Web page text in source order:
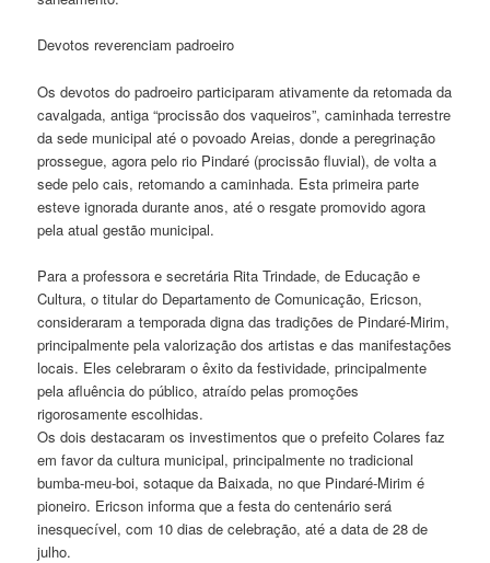
Devotos reverenciam padroeiro
Os devotos do padroeiro participaram ativamente da retomada da
cavalgada, antiga “procissão dos vaqueiros”, caminhada terrestre
da sede municipal até o povoado Areias, donde a peregrinação
prossegue, agora pelo rio Pindaré (procissão fluvial), de volta a
sede pelo cais, retomando a caminhada. Esta primeira parte
esteve ignorada durante anos, até o resgate promovido agora
pela atual gestão municipal.
Para a professora e secretária Rita Trindade, de Educação e
Cultura, o titular do Departamento de Comunicação, Ericson,
consideraram a temporada digna das tradições de Pindaré-Mirim,
principalmente pela valorização dos artistas e das manifestações
locais. Eles celebraram o êxito da festividade, principalmente
pela afluência do público, atraído pelas promoções
rigorosamente escolhidas.
Os dois destacaram os investimentos que o prefeito Colares faz
em favor da cultura municipal, principalmente no tradicional
bumba-meu-boi, sotaque da Baixada, no que Pindaré-Mirim é
pioneiro. Ericson informa que a festa do centenário será
inesquecível, com 10 dias de celebração, até a data de 28 de
julho.